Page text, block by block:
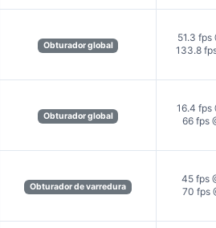
Obturador global
51.3
133.8
Obturador global
16.4 fps
66 fps
Obturador de varredura
45 fps
70 fps